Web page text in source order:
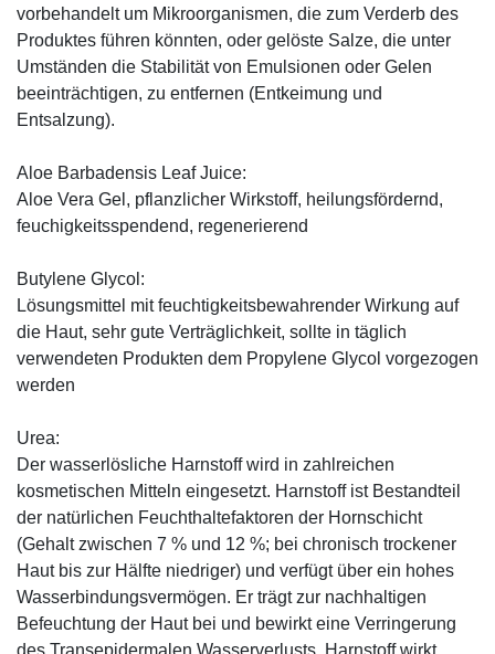
vorbehandelt um Mikroorganismen, die zum Verderb des
Produktes führen könnten, oder gelöste Salze, die unter
Umständen die Stabilität von Emulsionen oder Gelen
beeinträchtigen, zu entfernen (Entkeimung und
Entsalzung).
Aloe Barbadensis Leaf Juice:
Aloe Vera Gel, pflanzlicher Wirkstoff, ­heilungsfördernd,
feuchigkeitsspendend, ­regenerierend
Butylene Glycol:
Lösungsmittel mit feuchtigkeitsbewahrender Wirkung auf
die Haut, sehr gute Verträglichkeit, sollte in täglich
verwendeten Produkten dem Propylene Glycol vorgezogen
werden
Urea:
Der wasserlösliche Harnstoff wird in zahlreichen
kosmetischen Mitteln eingesetzt. Harnstoff ist Bestandteil
der natürlichen Feuchthaltefaktoren der Hornschicht
(Gehalt zwischen 7 % und 12 %; bei chronisch trockener
Haut bis zur Hälfte niedriger) und verfügt über ein hohes
Wasserbindungsvermögen. Er trägt zur nachhaltigen
Befeuchtung der Haut bei und bewirkt eine Verringerung
des Transepidermalen Wasserverlusts. Harnstoff wirkt